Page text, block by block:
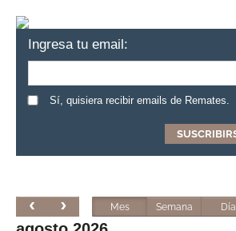
Ingresa tu email:
Sí, quisiera recibir emails de Remates.
Mes Semana Día